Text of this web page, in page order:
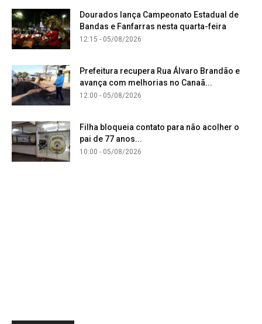
Dourados lança Campeonato Estadual de
Bandas e Fanfarras nesta quarta-feira
12:15 - 05/08/2026
Prefeitura recupera Rua Álvaro Brandão e
avança com melhorias no Canaã...
12:00 - 05/08/2026
Filha bloqueia contato para não acolher o
pai de 77 anos...
10:00 - 05/08/2026